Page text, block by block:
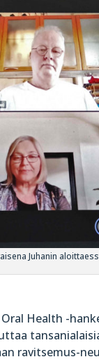
Juhanin
Health -
ravitsemus-